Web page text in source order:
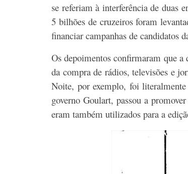
se referiam à interferência de duas
5 bilhões de cruzeiros foram
financiar campanhas de candidatos
Os depoimentos confirmaram que a
da compra de rádios, televisões e
Noite, por exemplo, foi
governo Goulart, passou a
eram também utilizados para a